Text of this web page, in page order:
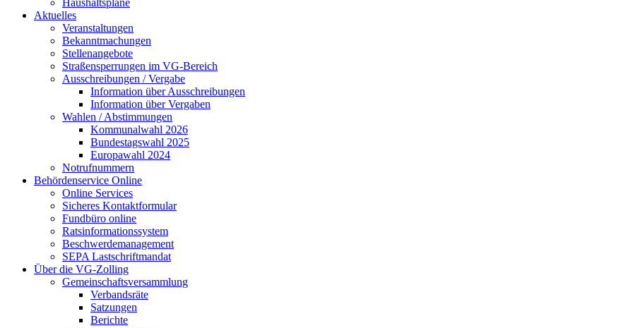
Haushaltspläne
Aktuelles
Veranstaltungen
Bekanntmachungen
Stellenangebote
Straßensperrungen im VG-Bereich
Ausschreibungen / Vergabe
Information über Ausschreibungen
Information über Vergaben
Wahlen / Abstimmungen
Kommunalwahl 2026
Bundestagswahl 2025
Europawahl 2024
Notrufnummern
Behördenservice Online
Online Services
Sicheres Kontaktformular
Fundbüro online
Ratsinformationssystem
Beschwerdemanagement
SEPA Lastschriftmandat
Über die VG-Zolling
Gemeinschaftsversammlung
Verbandsräte
Satzungen
Berichte